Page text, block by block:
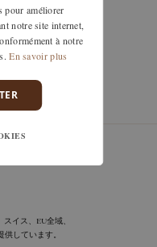
を見た
イス、EU全域、
供しています。
pour améliorer
notre site internet,
à notre
En savoir plus